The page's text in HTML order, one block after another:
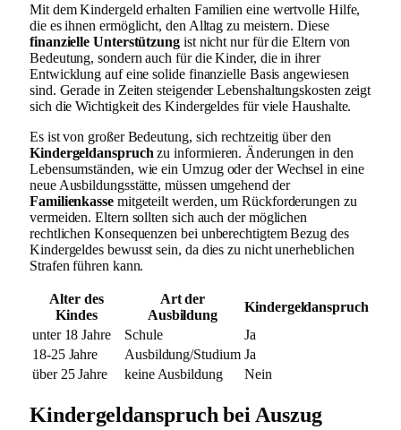
Mit dem Kindergeld erhalten Familien eine wertvolle Hilfe,
die es ihnen ermöglicht, den Alltag zu meistern. Diese
finanzielle Unterstützung ist nicht nur für die Eltern von
Bedeutung, sondern auch für die Kinder, die in ihrer
Entwicklung auf eine solide finanzielle Basis angewiesen
sind. Gerade in Zeiten steigender Lebenshaltungskosten zeigt
sich die Wichtigkeit des Kindergeldes für viele Haushalte.
Es ist von großer Bedeutung, sich rechtzeitig über den
Kindergeldanspruch zu informieren. Änderungen in den
Lebensumständen, wie ein Umzug oder der Wechsel in eine
neue Ausbildungsstätte, müssen umgehend der
Familienkassemitgeteilt werden, um Rückforderungen zu
vermeiden. Eltern sollten sich auch der möglichen
rechtlichen Konsequenzen bei unberechtigtem Bezug des
Kindergeldes bewusst sein, da dies zu nicht unerheblichen
Strafen führen kann.
Alter des
Kindes
Art der
Ausbildung
Kindergeldanspruch
unter 18 Jahre
Schule
Ja
18-25 Jahre
Ausbildung/Studium Ja
über 25 Jahre
keine Ausbildung Nein
Kindergeldanspruch bei Auszug